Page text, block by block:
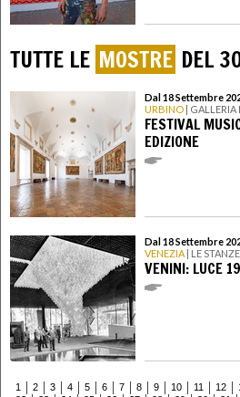
TUTTE LE MOSTRE DEL
Dal 18 Settembre
URBINO | GALLERIA
FESTIVAL
EDIZIONE
Dal 18 Settembre
VENEZIA | LE
VENINI: LUCE
1 2 3 4 5 6 7 8 9 10 11 12